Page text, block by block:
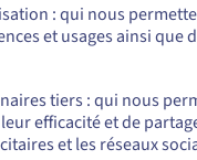
: qui nous
et usages ainsi que
tiers : qui nous
efficacité et de
et les réseaux